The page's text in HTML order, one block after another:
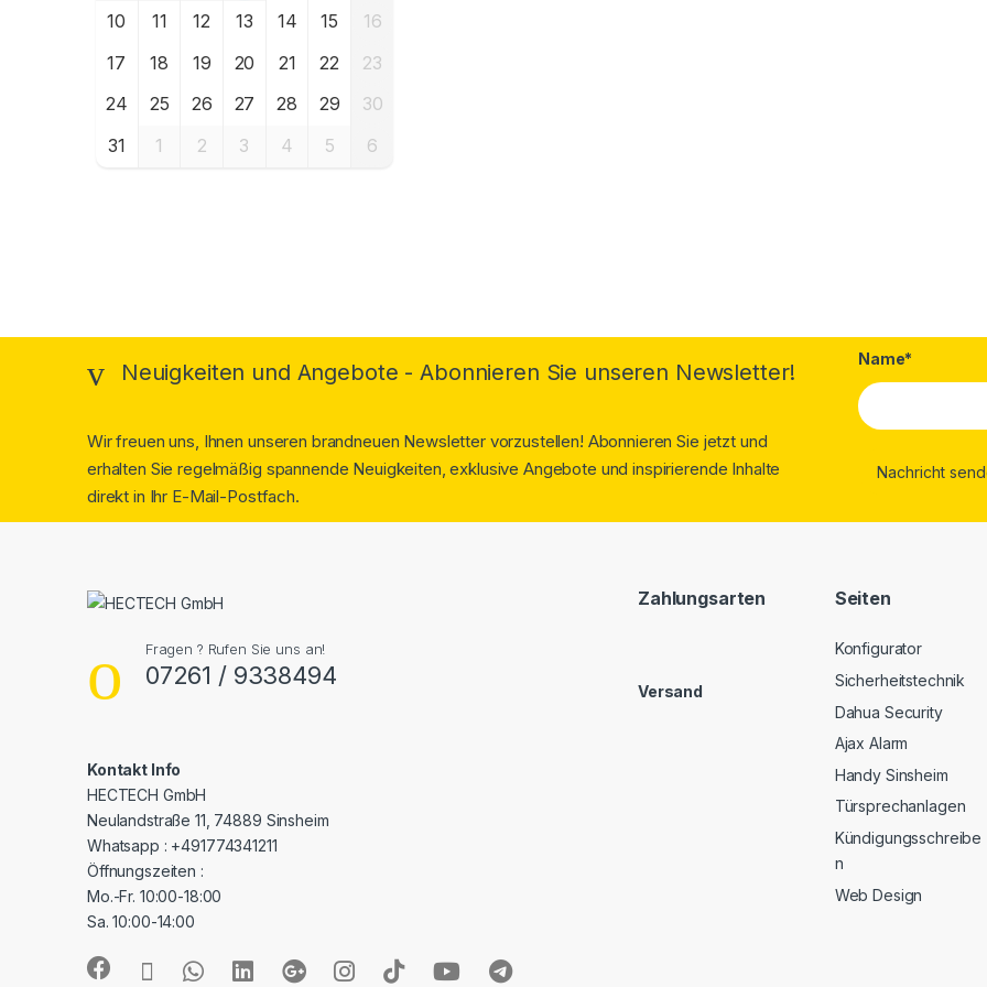
10
11 12 13 14 15
16
17
18 19 20 21 22
23
24
25 26 27 28 29
30
31
1 2 3 4 5 6
Neuigkeiten und Angebote - Abonnieren Sie unseren Newsletter!
Wir freuen uns, Ihnen unseren brandneuen Newsletter vorzustellen! Abonnieren Sie jetzt und
erhalten Sie regelmäßig spannende Neuigkeiten, exklusive Angebote und inspirierende Inhalte
direkt in Ihr E-Mail-Postfach.
Name*
Fragen ? Rufen Sie uns an!
07261 / 9338494
Kontakt Info
HECTECH GmbH
Neulandstraße 11, 74889 Sinsheim
Whatsapp : +491774341211
Öffnungszeiten :
Mo.-Fr. 10:00-18:00
Sa. 10:00-14:00
Zahlungsarten
Versand
Seiten
Konfigurator
Sicherheitstechnik
Dahua Security
Ajax Alarm
Handy Sinsheim
Türsprechanlagen
Kündigungsschreibe
n
Web Design